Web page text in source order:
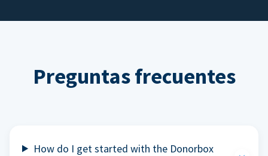
Preguntas frecuentes
How do I get started with the Donorbox